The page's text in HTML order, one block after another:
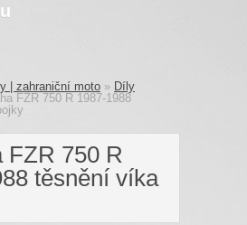
| zahraniční moto » Díly
FZR 750 R 1987-1988
FZR 750 R
těsnění víka